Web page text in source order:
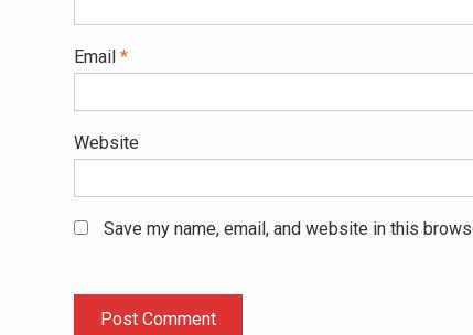
Email *
Website
Save my name, email, and website in this